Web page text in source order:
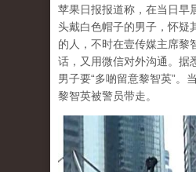
苹果日报报道称，在当日早
头戴白色帽子的男子，怀疑
的人，不时在壹传媒主席黎
话，又用微信对外沟通。据
男子要“多啲留意黎智英”。
黎智英被警员带走。